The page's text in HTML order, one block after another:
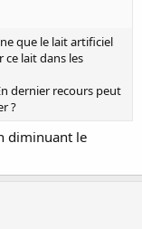
que le lait artificiel
ce lait dans les
dernier recours peut
?
diminuant le